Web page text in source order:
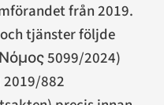
från 2019.
tjänster följde
Νόμος 5099/2024)
882